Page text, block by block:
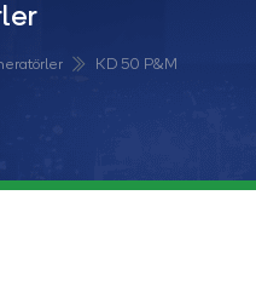
KD 50 P&M